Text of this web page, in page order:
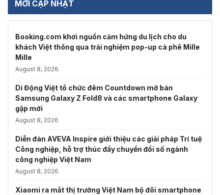
MỚI CẬP NHẬT
Booking.com khơi nguồn cảm hứng du lịch cho du
khách Việt thông qua trải nghiệm pop-up cà phê Mille
Mille
August 8, 2026
Di Động Việt tổ chức đêm Countdown mở bán
Samsung Galaxy Z Fold8 và các smartphone Galaxy
gập mới
August 8, 2026
Diễn đàn AVEVA Inspire giới thiệu các giải pháp Trí tuệ
Công nghiệp, hỗ trợ thúc đẩy chuyển đổi số ngành
công nghiệp Việt Nam
August 8, 2026
Xiaomi ra mắt thị trường Việt Nam bộ đôi smartphone